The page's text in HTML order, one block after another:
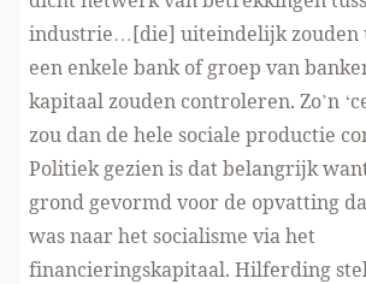
industrie…[die] uiteindelijk zouden
een enkele bank of groep van
kapitaal zouden controleren. Zo’n
zou dan de hele sociale productie
Politiek gezien is dat belangrijk
grond gevormd voor de opvatting
was naar het socialisme via het
financieringskapitaal. Hilferding